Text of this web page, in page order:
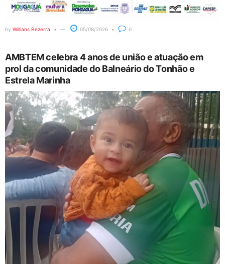
by Willians Bezerra 05/08/2026 0
AMBTEM celebra 4 anos de união e atuação em
prol da comunidade do Balneário do Tonhão e
Estrela Marinha